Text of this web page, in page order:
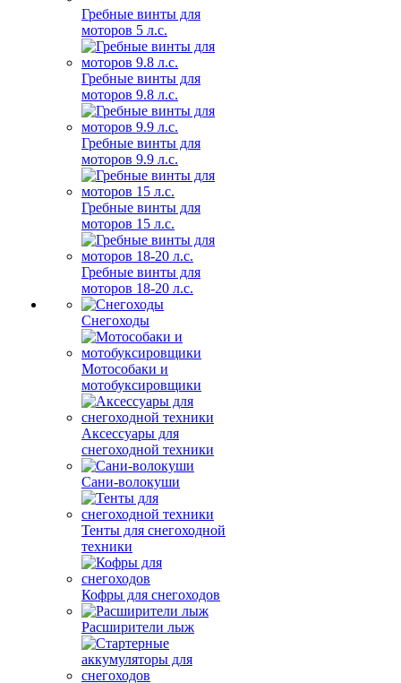
Гребные винты для
моторов 5 л.с.
Гребные винты для
моторов 9.8 л.с.
Гребные винты для
моторов 9.9 л.с.
Гребные винты для
моторов 15 л.с.
Гребные винты для
моторов 18-20 л.с.
Снегоходы
Мотособаки и
мотобуксировщики
Аксессуары для
снегоходной техники
Сани-волокуши
Тенты для снегоходной
техники
Кофры для снегоходов
Расширители лыж